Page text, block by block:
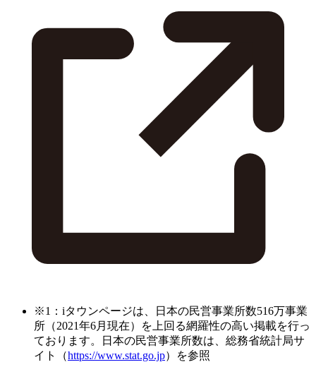
※1：iタウンページは、日本の民営事業所数516万事業
所（2021年6月現在）を上回る網羅性の高い掲載を行っ
ております。日本の民営事業所数は、総務省統計局サ
イト（https://www.stat.go.jp）を参照